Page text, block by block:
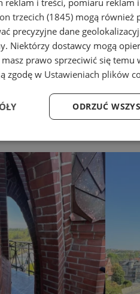
reklam i treści, pomiaru reklam
trzecich (1845) mogą również
precyzyjne dane
Niektórzy dostawcy mogą
prawo sprzeciwić się temu
zgodę w Ustawieniach plików
ODRZUĆ
Wydajność
Niezbędne Wydajność
korzystanie z podstawowych
niezbędnych plików cookie nie można
Provider /Domena
Okres